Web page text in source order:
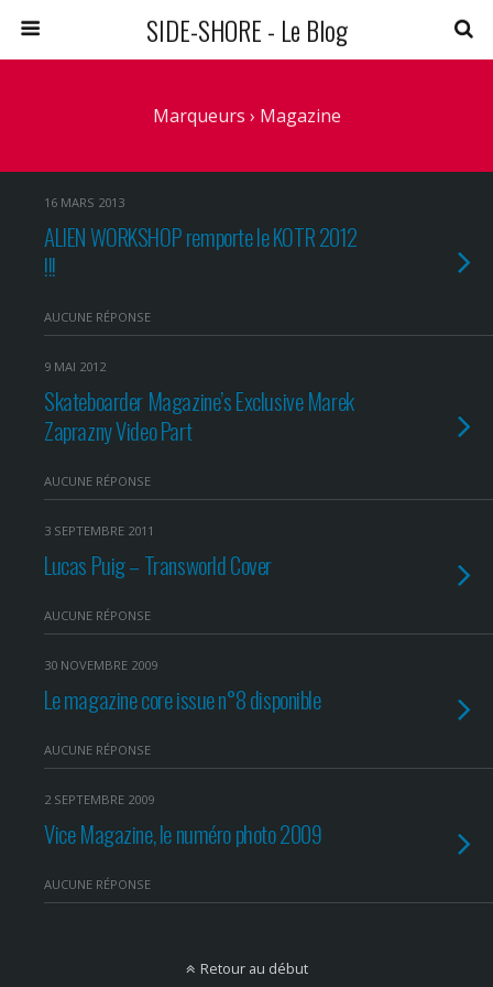
SIDE-SHORE - Le Blog
Marqueurs › Magazine
16 MARS 2013
ALIEN WORKSHOP remporte le KOTR 2012
!!!
AUCUNE RÉPONSE
9 MAI 2012
Skateboarder Magazine’s Exclusive Marek
Zaprazny Video Part
AUCUNE RÉPONSE
3 SEPTEMBRE 2011
Lucas Puig – Transworld Cover
AUCUNE RÉPONSE
30 NOVEMBRE 2009
Le magazine core issue n°8 disponible
AUCUNE RÉPONSE
2 SEPTEMBRE 2009
Vice Magazine, le numéro photo 2009
AUCUNE RÉPONSE
Retour au début